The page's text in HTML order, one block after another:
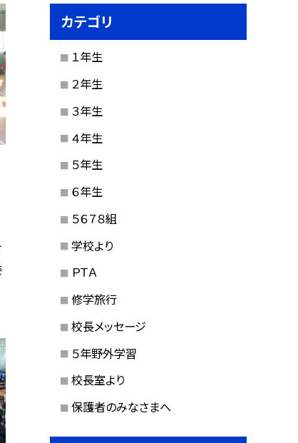
カテゴリ
１年生
２年生
３年生
４年生
５年生
６年生
５６７８組
学校より
ＰＴＡ
修学旅行
校長メッセージ
５年野外学習
校長室より
保護者のみなさまへ